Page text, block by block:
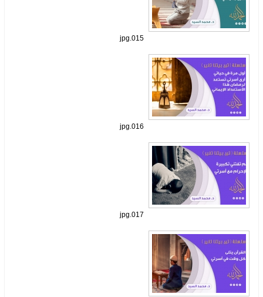
015.jpg
016.jpg
017.jpg